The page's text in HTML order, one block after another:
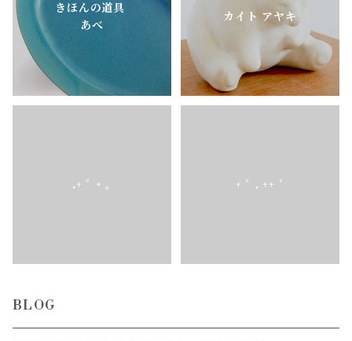
きほんの道具
あべ
カイト アヤキ
.+ ﾟ + ｡ + ﾟ . ++ ﾟ
BLOG